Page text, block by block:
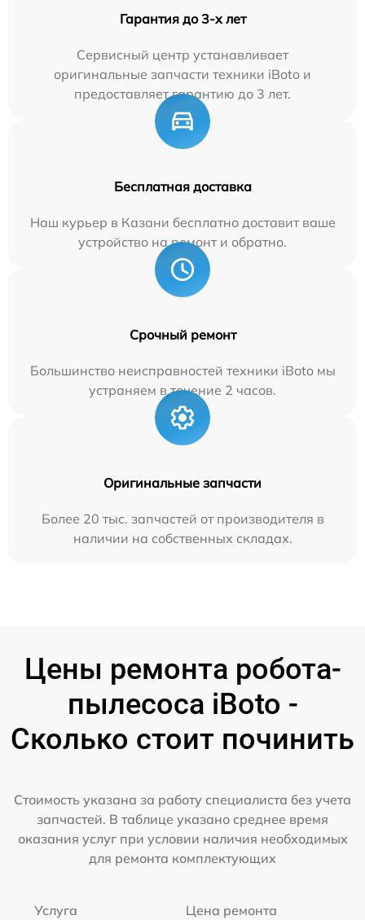
Гарантия до 3-х лет
Сервисный центр устанавливает
оригинальные запчасти техники iBoto и
предоставляет гарантию до 3 лет.
Бесплатная доставка
Наш курьер в Казани бесплатно доставит ваше
устройство на ремонт и обратно.
Срочный ремонт
Большинство неисправностей техники iBoto мы
устраняем в течение 2 часов.
Оригинальные запчасти
Более 20 тыс. запчастей от производителя в
наличии на собственных складах.
Цены ремонта робота-
пылесоса iBoto -
Сколько стоит починить
Стоимость указана за работу специалиста без учета
запчастей. В таблице указано среднее время
оказания услуг при условии наличия необходимых
для ремонта комплектующих
Услуга Цена ремонта